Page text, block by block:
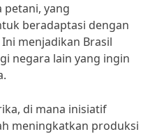
petani, yang
beradaptasi dengan
menjadikan Brasil
negara lain yang ingin
di mana inisiatif
meningkatkan produksi